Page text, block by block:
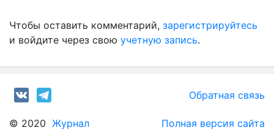
Чтобы оставить комментарий, зарегистрируйтесь
и войдите через свою учетную запись.
Обратная связь
© 2020 Журнал Полная версия сайта